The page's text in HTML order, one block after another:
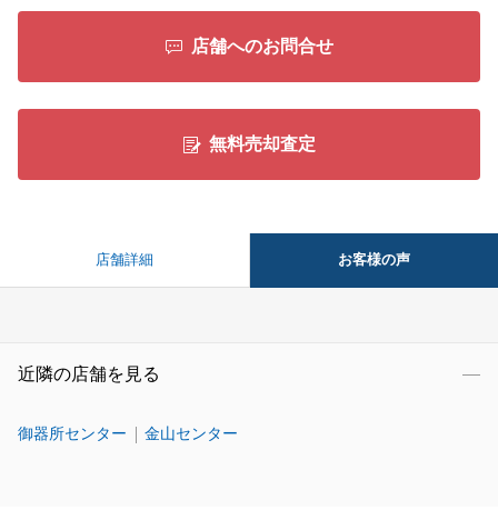
店舗へのお問合せ
無料売却査定
店舗詳細 お客様の声
近隣の店舗を見る
御器所センター 金山センター